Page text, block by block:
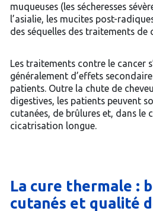
muqueuses (les sécheresses
l’asialie, les mucites post-
des séquelles des traitements de
Les traitements contre le cancer
généralement d’effets
patients. Outre la chute de
digestives, les patients peuvent
cutanées, de brûlures et, dans le
cicatrisation longue.
La cure thermale :
cutanés et qualité